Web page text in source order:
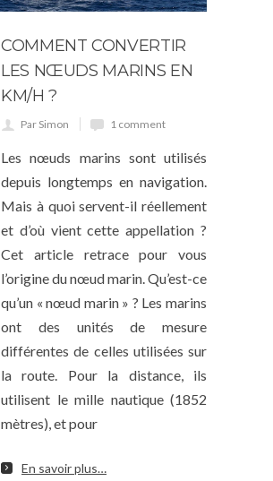
COMMENT CONVERTIR
LES NŒUDS MARINS EN
KM/H ?
Par Simon 1 comment
Les nœuds marins sont utilisés
depuis longtemps en navigation.
Mais à quoi servent-il réellement
et d’où vient cette appellation ?
Cet article retrace pour vous
l’origine du nœud marin. Qu’est-ce
qu’un « nœud marin » ? Les marins
ont des unités de mesure
différentes de celles utilisées sur
la route. Pour la distance, ils
utilisent le mille nautique (1852
mètres), et pour
En savoir plus…